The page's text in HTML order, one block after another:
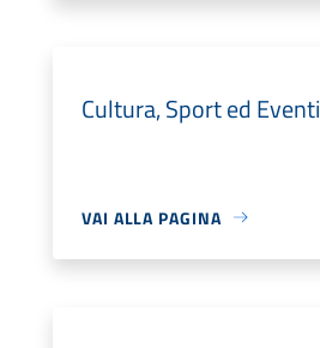
Cultura, Sport ed Eventi
VAI ALLA PAGINA